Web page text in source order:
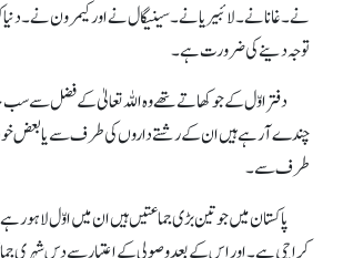
نے۔ غانا نے۔ لائبیریا نے۔ سینیگال نے اور کیمرون نے۔
توجہ دینے کی ضرورت ہے۔
دفتر اوّل کے جو کھاتے تھے وہ اللہ تعالیٰ کے فضل سے
چندے آ رہے ہیں ان کے رشتے داروں کی طرف سے یا بعض خود
طرف سے۔
پاکستان میں جو تین بڑی جماعتیں ہیں ان میں اوّل لاہور